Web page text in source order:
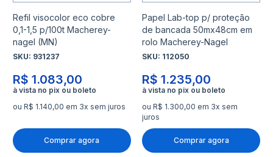
Refil visocolor eco cobre
0,1-1,5 p/100t Macherey-
nagel (MN)
SKU: 931237
R$ 1.083,00
ou R$ 1.140,00 em 3x sem juros
Comprar agora
Papel Lab-top p/ proteção
de bancada 50mx48cm em
rolo Macherey-Nagel
SKU: 112050
R$ 1.235,00
ou R$ 1.300,00 em 3x sem
juros
Comprar agora